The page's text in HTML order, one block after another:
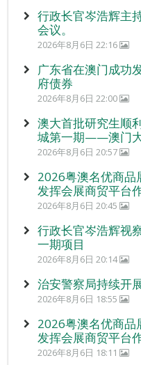
行政长官岑浩辉主
会议。
2026年8月6日 22:16
广东省在澳门成功
府债券
2026年8月6日 22:00
澳大首批研究生顺
城第一期——澳门大
2026年8月6日 20:57
2026粤澳名优商品
发挥会展商贸平台
2026年8月6日 20:45
行政长官岑浩辉视
一期项目
2026年8月6日 20:14
治安警察局持续开
2026年8月6日 18:55
2026粤澳名优商品
发挥会展商贸平台
2026年8月6日 18:11